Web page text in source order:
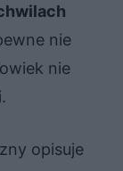
nie
nie
opisuje